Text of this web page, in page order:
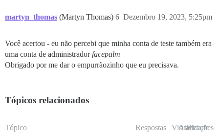
martyn_thomas (Martyn Thomas) Dezembro 19, 2023, 5:25pm
6
Você acertou - eu não percebi que minha conta de teste também era
uma conta de administradorfacepalm
Obrigado por me dar o empurrãozinho que eu precisava.
Tópicos relacionados
Tópico Respostas Visualizações
Atividade